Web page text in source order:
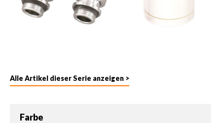
Alle Artikel dieser Serie anzeigen >
Farbe